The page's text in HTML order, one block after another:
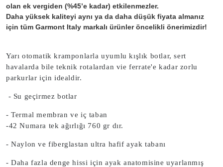
olan ek vergiden (%45’e kadar) etkilenmezler.
Daha yüksek kaliteyi aynı ya da daha düşük fiyata almanız
için tüm Garmont Italy markalı ürünler öncelikli önerimizdir!
Yarı otomatik kramponlarla uyumlu kışlık botlar, sert
havalarda bile teknik rotalardan vie ferrate'e kadar zorlu
parkurlar için idealdir.
- Su geçirmez botlar
- Termal membran ve iç taban
-42 Numara tek ağırlığı 760 gr dır.
- Naylon ve fiberglastan ultra hafif ayak tabanı
- Daha fazla denge hissi için ayak anatomisine uyarlanmış